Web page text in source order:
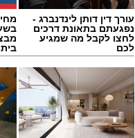
עורך דין דותן לינדנברג -
נפגעתם בתאונת דרכים
לחצו לקבל מה שמגיע
לכם